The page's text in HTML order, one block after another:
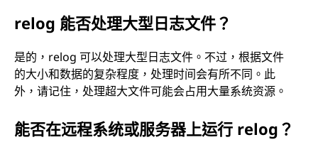
relog 能否处理大型日志文件？
是的，relog 可以处理大型日志文件。不过，根据文件
的大小和数据的复杂程度，处理时间会有所不同。此
外，请记住，处理超大文件可能会占用大量系统资源。
能否在远程系统或服务器上运行 relog？